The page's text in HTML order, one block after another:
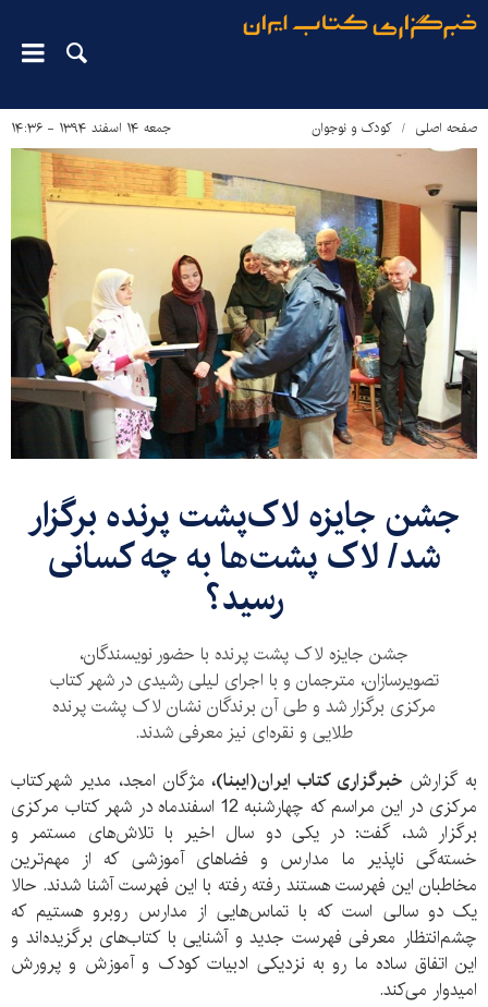
صفحه اصلی کودک و نوجوان جمعه ۱۴ اسفند ۱۳۹۴ - ۱۴:۳۶
جشن جایزه لاک‌پشت پرنده برگزار
شد/ لاک پشت‌ها به چه کسانی
رسید؟
جشن جایزه لاک پشت پرنده با حضور نویسندگان،
تصویرسازان، مترجمان و با اجرای لیلی رشیدی در شهر کتاب
مرکزی برگزار شد و طی آن برندگان نشان لاک پشت پرنده
طلایی و نقره‌ای نیز معرفی شدند.
به گزارش خبرگزاری کتاب ایران(ایبنا)، مژگان امجد، مدیر شهرکتاب
مرکزی در این مراسم که چهارشنبه 12 اسفندماه در شهر کتاب مرکزی
برگزار شد، گفت: در یکی دو سال اخیر با تلاش‌های مستمر و
خسته‌گی ناپذیر ما مدارس و فضاهای آموزشی که از مهم‌ترین
مخاطبان این فهرست هستند رفته رفته با این فهرست آشنا شدند. حالا
یک دو سالی‌ است که با تماس‌هایی از مدارس روبرو هستیم که
چشم‌انتظار معرفی فهرست جدید و آشنایی با کتاب‌های برگزیده‌اند و
این اتفاق ساده ما رو به نزدیکی ادبیات کودک و آموزش و پرورش
امیدوار می‌کند.